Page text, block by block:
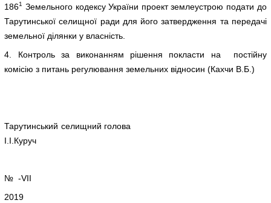
1861 Земельного кодексу України проект землеустрою подати до
Тарутинської селищної ради для його затвердження та передачі
земельної ділянки у власність.
4. Контроль за виконанням рішення покласти на постійну
комісію з питань регулювання земельних відносин (Кахчи В.Б.)
Тарутинський селищний голова
І.І.Куруч
№ -VIІ
2019